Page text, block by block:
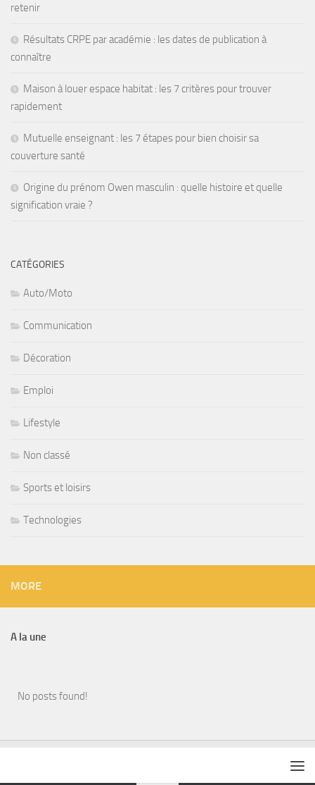
retenir
Résultats CRPE par académie : les dates de publication à
connaître
Maison à louer espace habitat : les 7 critères pour trouver
rapidement
Mutuelle enseignant : les 7 étapes pour bien choisir sa
couverture santé
Origine du prénom Owen masculin : quelle histoire et quelle
signification vraie ?
CATÉGORIES
Auto/Moto
Communication
Décoration
Emploi
Lifestyle
Non classé
Sports et loisirs
Technologies
MORE
A la une
No posts found!